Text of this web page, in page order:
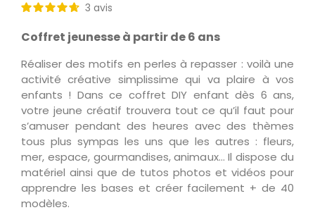
3 avis
Coffret jeunesse à partir de 6 ans
Réaliser des motifs en perles à repasser : voilà une
activité créative simplissime qui va plaire à vos
enfants ! Dans ce coffret DIY enfant dès 6 ans,
votre jeune créatif trouvera tout ce qu’il faut pour
s’amuser pendant des heures avec des thèmes
tous plus sympas les uns que les autres : fleurs,
mer, espace, gourmandises, animaux… Il dispose du
matériel ainsi que de tutos photos et vidéos pour
apprendre les bases et créer facilement + de 40
modèles.